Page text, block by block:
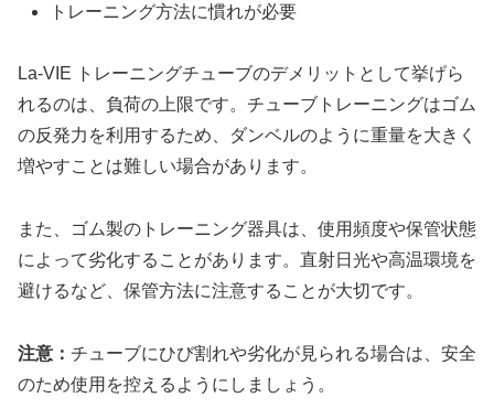
トレーニング方法に慣れが必要
La-VIE トレーニングチューブのデメリットとして挙げら
れるのは、負荷の上限です。チューブトレーニングはゴム
の反発力を利用するため、ダンベルのように重量を大きく
増やすことは難しい場合があります。
また、ゴム製のトレーニング器具は、使用頻度や保管状態
によって劣化することがあります。直射日光や高温環境を
避けるなど、保管方法に注意することが大切です。
注意： チューブにひび割れや劣化が見られる場合は、安全
のため使用を控えるようにしましょう。